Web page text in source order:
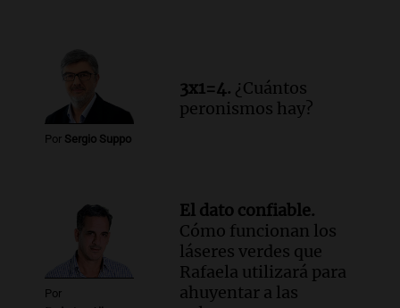
Por Sergio Suppo
3x1=4. ¿Cuántos
peronismos hay?
Por
El dato confiable.
Cómo funcionan los
láseres verdes que
Rafaela utilizará para
ahuyentar a las